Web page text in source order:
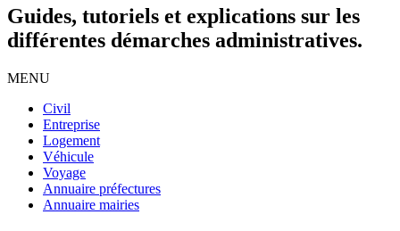
Guides, tutoriels et explications sur les
différentes démarches administratives.
MENU
Civil
Entreprise
Logement
Véhicule
Voyage
Annuaire préfectures
Annuaire mairies